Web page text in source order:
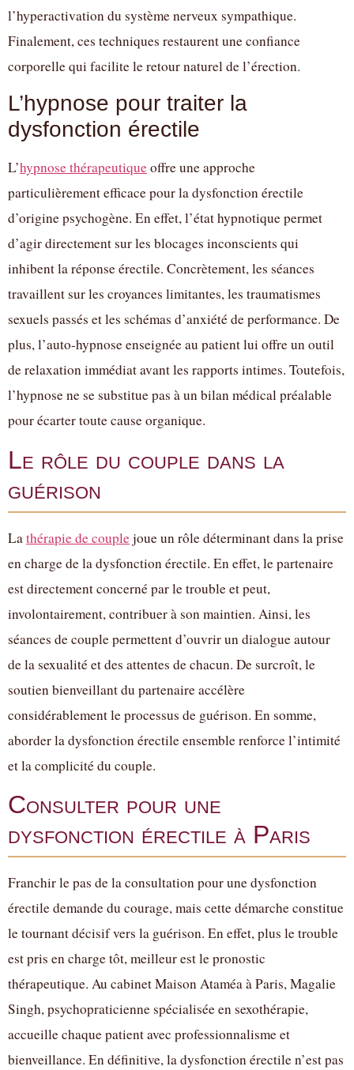
l’hyperactivation du système nerveux sympathique.
Finalement, ces techniques restaurent une confiance
corporelle qui facilite le retour naturel de l’érection.
L’hypnose pour traiter la
dysfonction érectile
L’hypnose thérapeutiqueoffre une approche
particulièrement efficace pour la dysfonction érectile
d’origine psychogène. En effet, l’état hypnotique permet
d’agir directement sur les blocages inconscients qui
inhibent la réponse érectile. Concrètement, les séances
travaillent sur les croyances limitantes, les traumatismes
sexuels passés et les schémas d’anxiété de performance. De
plus, l’auto-hypnose enseignée au patient lui offre un outil
de relaxation immédiat avant les rapports intimes. Toutefois,
l’hypnose ne se substitue pas à un bilan médical préalable
pour écarter toute cause organique.
Le rôle du couple dans la
guérison
Lathérapie de couplejoue un rôle déterminant dans la prise
en charge de la dysfonction érectile. En effet, le partenaire
est directement concerné par le trouble et peut,
involontairement, contribuer à son maintien. Ainsi, les
séances de couple permettent d’ouvrir un dialogue autour
de la sexualité et des attentes de chacun. De surcroît, le
soutien bienveillant du partenaire accélère
considérablement le processus de guérison. En somme,
aborder la dysfonction érectile ensemble renforce l’intimité
et la complicité du couple.
Consulter pour une
dysfonction érectile à Paris
Franchir le pas de la consultation pour une dysfonction
érectile demande du courage, mais cette démarche constitue
le tournant décisif vers la guérison. En effet, plus le trouble
est pris en charge tôt, meilleur est le pronostic
thérapeutique. Au cabinet Maison Ataméa à Paris, Magalie
Singh, psychopraticienne spécialisée en sexothérapie,
accueille chaque patient avec professionnalisme et
bienveillance. En définitive, la dysfonction érectile n’est pas